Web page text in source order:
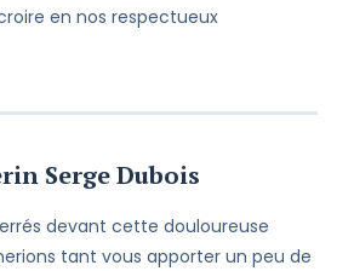
en nos respectueux
Serge Dubois
devant cette douloureuse
tant vous apporter un peu de